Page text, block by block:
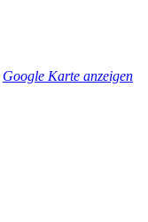
Google Karte anzeigen